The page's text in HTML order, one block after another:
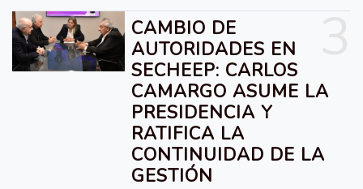
CAMBIO DE
AUTORIDADES EN
SECHEEP: CARLOS
CAMARGO ASUME LA
PRESIDENCIA Y
RATIFICA LA
CONTINUIDAD DE LA
GESTIÓN